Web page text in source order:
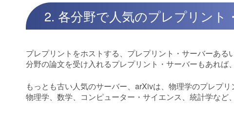
2. 各分野で人気のプレプリント
プレプリントをホストする、プレプリント・サーバーあ
分野の論文を受け入れるプレプリント・サーバーもあれば
もっとも古い人気のサーバー、arXivは、物理学のプレプ
物理学、数学、コンピューター・サイエンス、統計学など